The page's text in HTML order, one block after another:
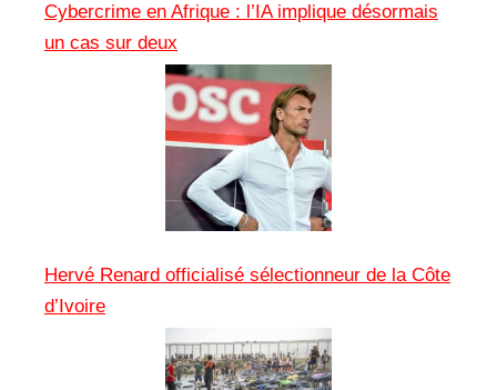
Cybercrime en Afrique : l’IA implique désormais
un cas sur deux
Hervé Renard officialisé sélectionneur de la Côte
d’Ivoire